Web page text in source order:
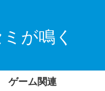
が鳴く
ゲーム関連